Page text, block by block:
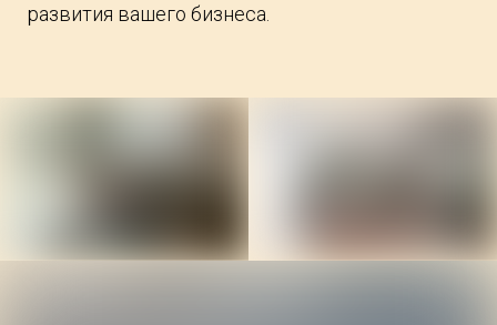
развития вашего бизнеса.